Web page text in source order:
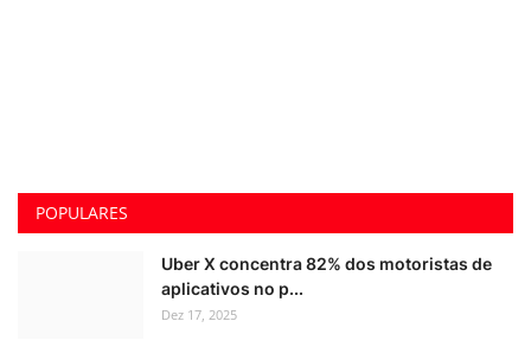
POPULARES
Uber X concentra 82% dos motoristas de
aplicativos no p...
Dez 17, 2025